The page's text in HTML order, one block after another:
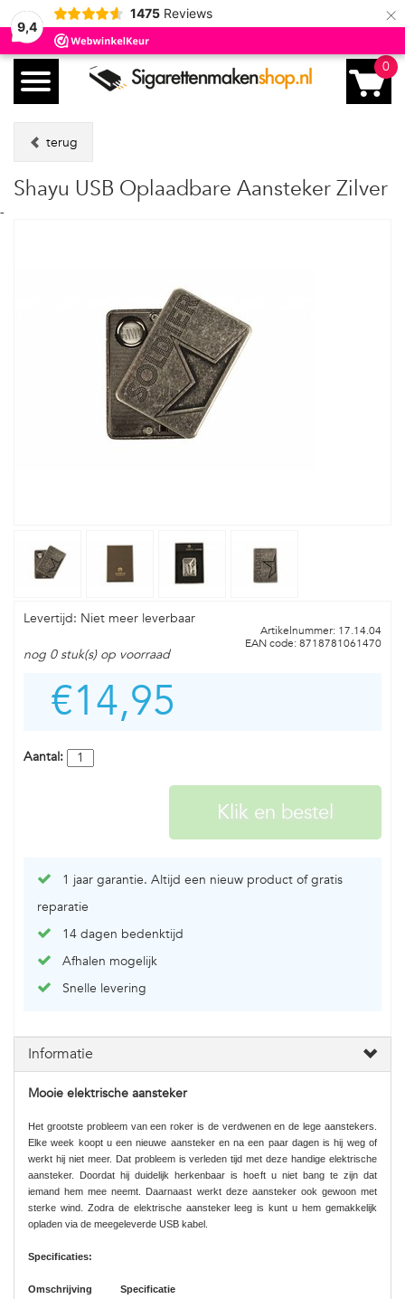
9,4
1475 Reviews ×
0
terug
Shayu USB Oplaadbare Aansteker Zilver
-
Levertijd: Niet meer leverbaar
Artikelnummer: 17.14.04
EAN code: 8718781061470
nog 0 stuk(s) op voorraad
€14,95
Aantal:
1 jaar garantie. Altijd een nieuw product of gratis
reparatie
14 dagen bedenktijd
Afhalen mogelijk
Snelle levering
Informatie
Mooie elektrische aansteker
Het grootste probleem van een roker is de verdwenen en de lege aanstekers.
Elke week koopt u een nieuwe aansteker en na een paar dagen is hij weg of
werkt hij niet meer. Dat probleem is verleden tijd met deze handige elektrische
aansteker. Doordat hij duidelijk herkenbaar is hoeft u niet bang te zijn dat
iemand hem mee neemt. Daarnaast werkt deze aansteker ook gewoon met
sterke wind. Zodra de elektrische aansteker leeg is kunt u hem gemakkelijk
opladen via de meegeleverde USB kabel.
Specificaties:
Omschrijving
Specificatie